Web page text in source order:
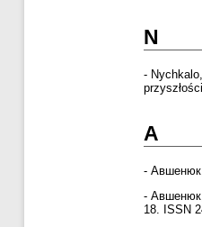
N
-
А
-
-
18. ISSN